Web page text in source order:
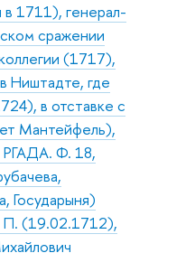
1711), генерал-
сражении
(1717),
Ништадте, где
в отставке с
Мантейфель),
РГАДА. Ф. 18,
Государыня)
П. (19.02.1712),